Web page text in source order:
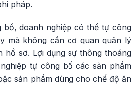
pháp.
bố, doanh nghiệp có thể tự công
mà không cần cơ quan quản lý
hồ sơ. Lợi dụng sự thông thoáng
tự công bố các sản phẩm
sản phẩm dùng cho chế độ ăn